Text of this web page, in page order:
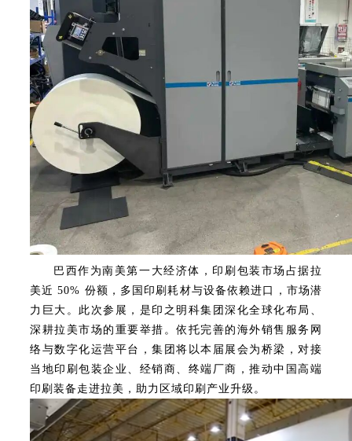
巴西作为南美第一大经济体，印刷包装市场占据拉
美近 50% 份额，多国印刷耗材与设备依赖进口，市场潜
力巨大。此次参展，是印之明科集团深化全球化布局、
深耕拉美市场的重要举措。依托完善的海外销售服务网
络与数字化运营平台，集团将以本届展会为桥梁，对接
当地印刷包装企业、经销商、终端厂商，推动中国高端
印刷装备走进拉美，助力区域印刷产业升级。